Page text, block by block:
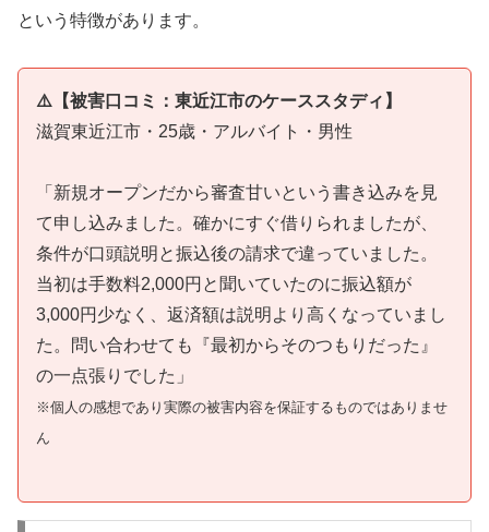
という特徴があります。
⚠️【被害口コミ：東近江市のケーススタディ】
滋賀東近江市・25歳・アルバイト・男性
「新規オープンだから審査甘いという書き込みを見
て申し込みました。確かにすぐ借りられましたが、
条件が口頭説明と振込後の請求で違っていました。
当初は手数料2,000円と聞いていたのに振込額が
3,000円少なく、返済額は説明より高くなっていまし
た。問い合わせても『最初からそのつもりだった』
の一点張りでした」
※個人の感想であり実際の被害内容を保証するものではありませ
ん